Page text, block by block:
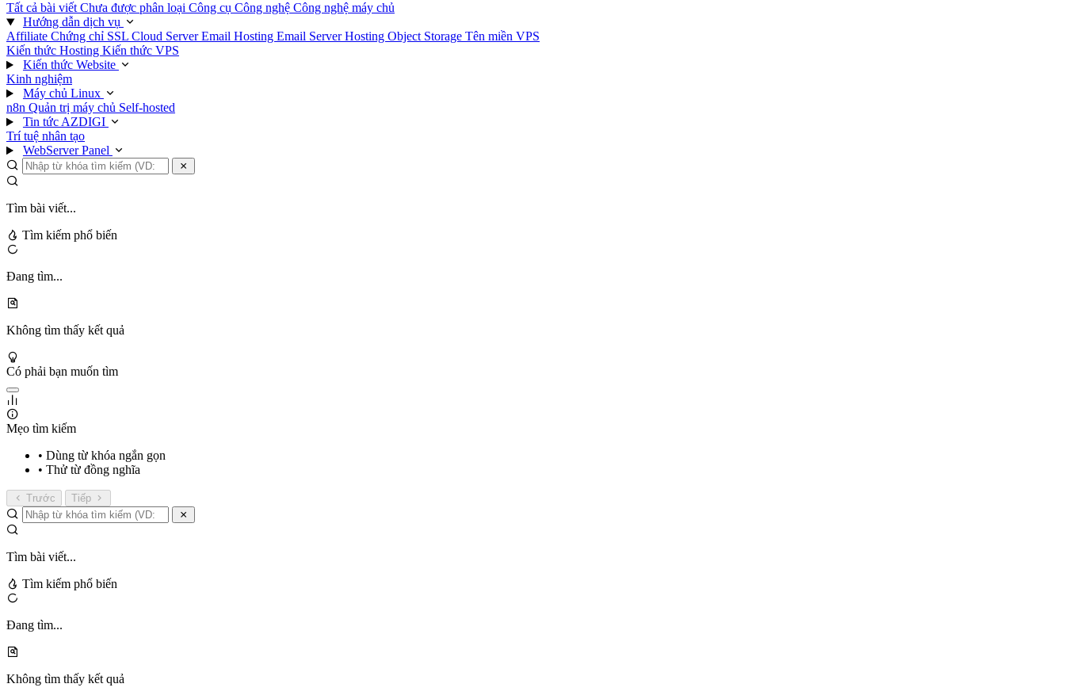
Tất cả bài viết Chưa được phân loại Công cụ Công nghệ Công nghệ máy chủ
Hướng dẫn dịch vụ
Affiliate Chứng chỉ SSL Cloud ServerEmail Hosting Email ServerHosting Object Storage Tên miền VPS
Kiến thức Hosting Kiến thức VPS
Kiến thức Website
Kinh nghiệm
Máy chủ Linux
n8n Quản trị máy chủ Self-hosted
Tin tức AZDIGI
Trí tuệ nhân tạo
WebServer Panel
Tìm bài viết...
Tìm kiếm phổ biến
Đang tìm...
Không tìm thấy kết quả
Có phải bạn muốn tìm
Mẹo tìm kiếm
• Dùng từ khóa ngắn gọn
• Thử từ đồng nghĩa
Trước Tiếp
Tìm bài viết...
Tìm kiếm phổ biến
Đang tìm...
Không tìm thấy kết quả